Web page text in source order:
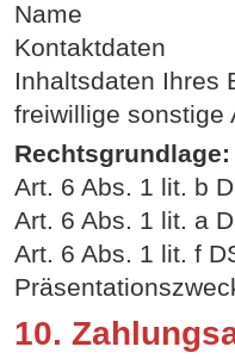
Name
Kontaktdaten
Inhaltsdaten Ihres
freiwillige sonstige
Rechtsgrundlage:
Art. 6 Abs. 1 lit. b
Art. 6 Abs. 1 lit. a
Art. 6 Abs. 1 lit. f
10.